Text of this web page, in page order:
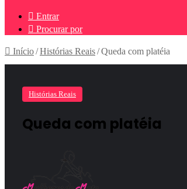
Entrar
Procurar por
Início/Histórias Reais/Queda com platéia
Histórias Reais
Queda com platéia